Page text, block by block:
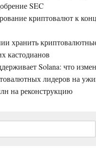
SEC
криптовалют к
хранить
кастодианов
Solana: что
лидеров на
на реконструкцию